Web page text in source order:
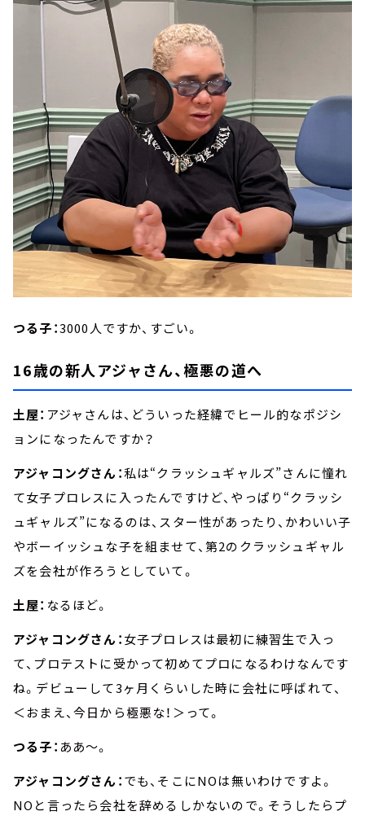
つる子：3000人ですか、すごい。
16歳の新人アジャさん、極悪の道へ
土屋： アジャさんは、どういった経緯でヒール的なポジシ
ョンになったんですか？
アジャコングさん：私は“クラッシュギャルズ”さんに憧れ
て女子プロレスに入ったんですけど、やっぱり“クラッシ
ュギャルズ”になるのは、スター性があったり、かわいい子
やボーイッシュな子を組ませて、第2のクラッシュギャル
ズを会社が作ろうとしていて。
土屋： なるほど。
アジャコングさん：女子プロレスは最初に練習生で入っ
て、プロテストに受かって初めてプロになるわけなんです
ね。デビューして3ヶ月くらいした時に会社に呼ばれて、
＜おまえ、今日から極悪な！＞って。
つる子： ああ～。
アジャコングさん：でも、そこにNOは無いわけですよ。
NOと言ったら会社を辞めるしかないので。そうしたらプ